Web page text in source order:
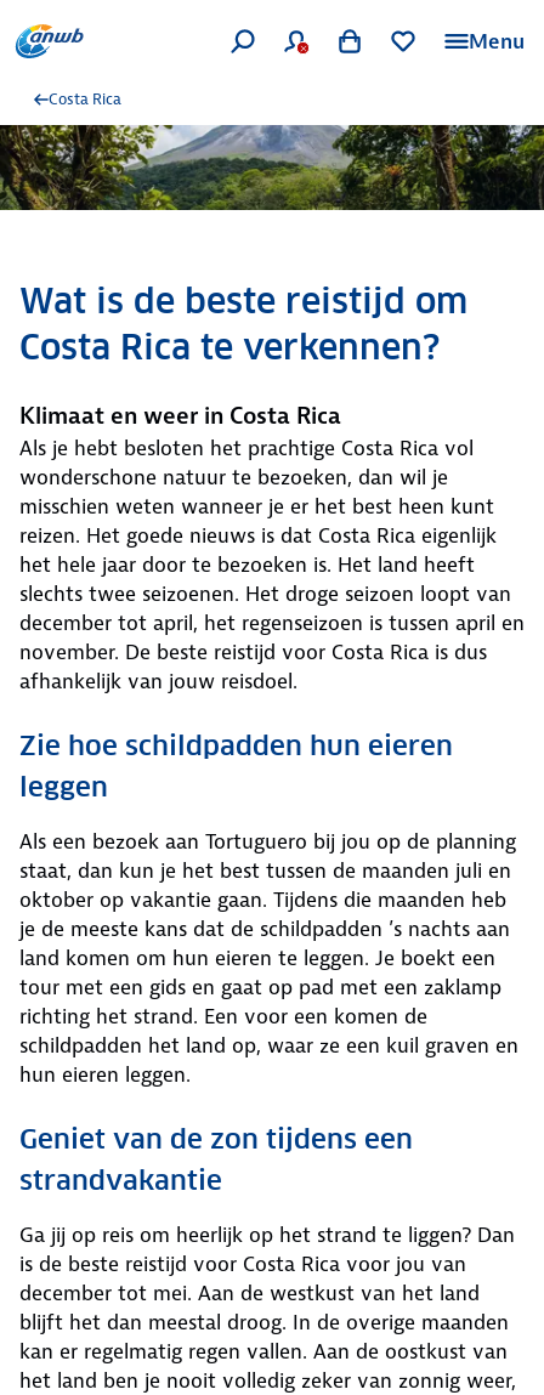
Menu
Costa Rica
Wat is de beste reistijd om
Costa Rica te verkennen?
Klimaat en weer in Costa Rica
Als je hebt besloten het prachtige Costa Rica vol
wonderschone natuur te bezoeken, dan wil je
misschien weten wanneer je er het best heen kunt
reizen. Het goede nieuws is dat Costa Rica eigenlijk
het hele jaar door te bezoeken is. Het land heeft
slechts twee seizoenen. Het droge seizoen loopt van
december tot april, het regenseizoen is tussen april en
november. De beste reistijd voor Costa Rica is dus
afhankelijk van jouw reisdoel.
Zie hoe schildpadden hun eieren
leggen
Als een bezoek aan Tortuguero bij jou op de planning
staat, dan kun je het best tussen de maanden juli en
oktober op vakantie gaan. Tijdens die maanden heb
je de meeste kans dat de schildpadden ’s nachts aan
land komen om hun eieren te leggen. Je boekt een
tour met een gids en gaat op pad met een zaklamp
richting het strand. Een voor een komen de
schildpadden het land op, waar ze een kuil graven en
hun eieren leggen.
Geniet van de zon tijdens een
strandvakantie
Ga jij op reis om heerlijk op het strand te liggen? Dan
is de beste reistijd voor Costa Rica voor jou van
december tot mei. Aan de westkust van het land
blijft het dan meestal droog. In de overige maanden
kan er regelmatig regen vallen. Aan de oostkust van
het land ben je nooit volledig zeker van zonnig weer,